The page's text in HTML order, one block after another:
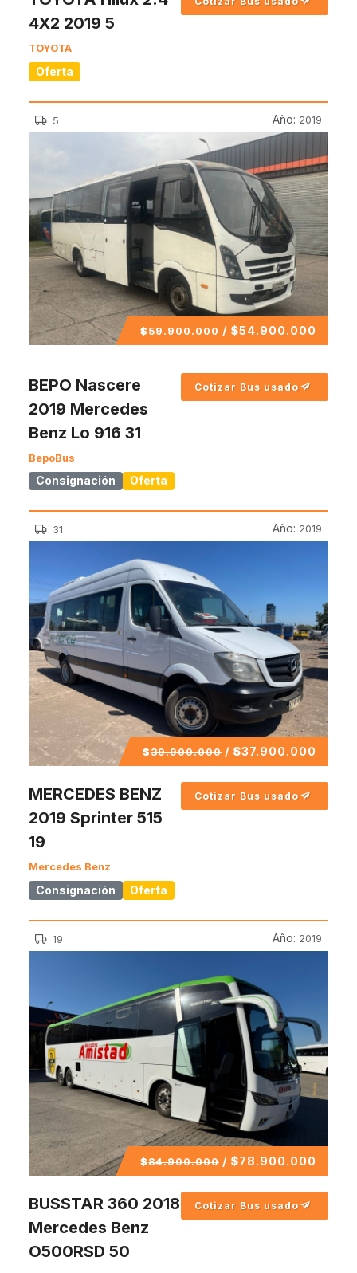
4X2 2019 5
TOYOTA
Oferta
5 Año: 2019
$59.900.000 / $54.900.000
BEPO Nascere
2019 Mercedes
Benz Lo 916 31
BepoBus
Consignación Oferta
Cotizar Bus usado
31 Año: 2019
$39.900.000 / $37.900.000
MERCEDES BENZ
2019 Sprinter 515
19
Mercedes Benz
Consignación Oferta
Cotizar Bus usado
19 Año: 2019
$84.900.000 / $78.900.000
BUSSTAR 360 2018
Mercedes Benz
O500RSD 50
Cotizar Bus usado